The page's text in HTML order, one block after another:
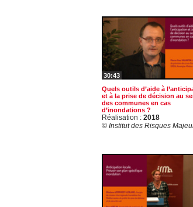
30:43
Quels outils d’aide à
et à la prise de décision au
des communes en cas
d’inondations ?
Réalisation : 2018
© Institut des Risques